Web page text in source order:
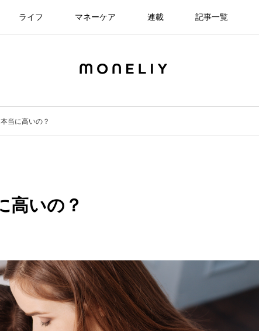
ライフ マネーケア 連載 記事一覧
当に高いの？
高いの？